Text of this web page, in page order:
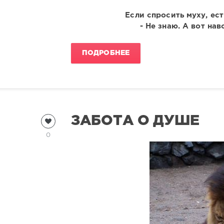
Если спросить муху,
- Не знаю. А вот
ПОДРОБНЕЕ
ЗАБОТА О ДУШЕ
0